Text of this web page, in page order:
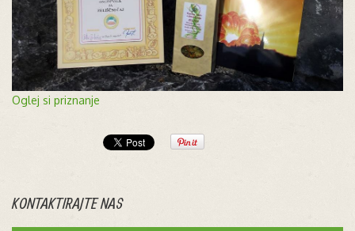
Oglej si priznanje
KONTAKTIRAJTE NAS